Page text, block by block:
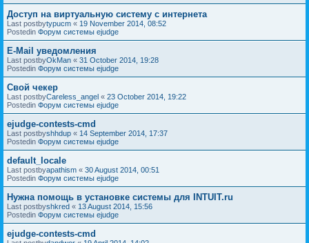
Доступ на виртуальную систему с интернета
Last postbytypucm « 19 November 2014, 08:52
Postedin Форум системы ejudge
E-Mail уведомления
Last postbyOkMan « 31 October 2014, 19:28
Postedin Форум системы ejudge
Свой чекер
Last postbyCareless_angel « 23 October 2014, 19:22
Postedin Форум системы ejudge
ejudge-contests-cmd
Last postbyshhdup « 14 September 2014, 17:37
Postedin Форум системы ejudge
default_locale
Last postbyapathism « 30 August 2014, 00:51
Postedin Форум системы ejudge
Нужна помощь в установке системы для INTUIT.ru
Last postbyshkred « 13 August 2014, 15:56
Postedin Форум системы ejudge
ejudge-contests-cmd